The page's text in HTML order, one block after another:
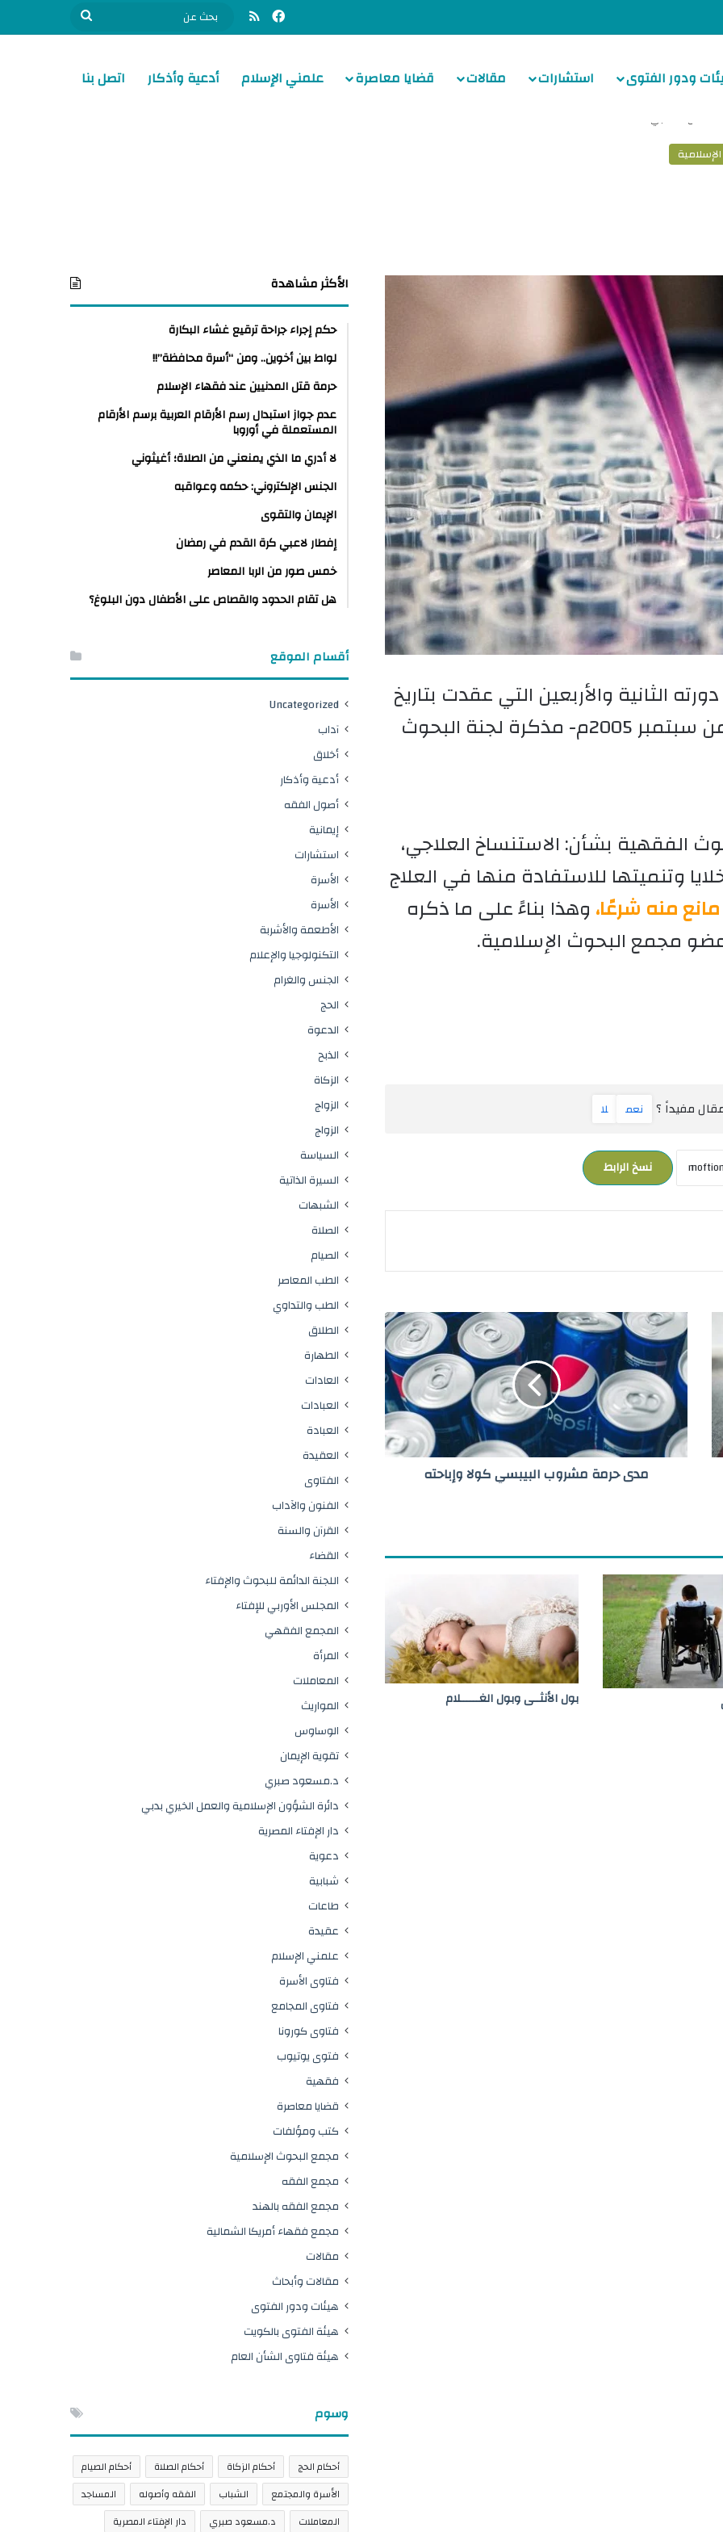
فيسبوكملخص الموقع RSS
ودور الفتوى استشارات مقالات قضايا معاصرة علمني الإسلام أدعية وأذكار اتصل بنا
الاستنساخ العلاجي
الثانية والأربعين التي عقدت بتاريخ
25 من شعبان 1426هـ الموافق 29 من سبتمبر 2005م- مذكرة لجنة البحوث
الفقهية بشأن: الاستنساخ العلاجي،
وتنميتها للاستفادة منها في العلاج
مانع منه شرعًا، وهذا بناءً على ما ذكره
عضو مجمع البحوث الإسلامية.
مفيداً ؟ نعم لا
نسخ الرابط
م
د
ى
ح
ر
م
ة
م
ش
ب
ي
ب
س
ك
و
ل
ا
مدى حرمة مشروب البيبسي كولا وإباحته
بول الأنثــى وبول الغــــــلام
الأكثر مشاهدة
حكم إجراء جراحة ترقيع غشاء البكارة
لواط بين أخوين.. ومن “أسرة محافظة”!!
حرمة قتل المدنيين عند فقهاء الإسلام
عدم جواز استبدال رسم الأرقام العربية برسم الأرقام
المستعملة في أوروبا
لا أدري ما الذي يمنعني من الصلاة؛ أغيثوني
الجنس الإلكتروني: حكمه وعواقبه
الإيمان والتقوى
إفطار لاعبي كرة القدم في رمضان
خمس صور من الربا المعاصر
هل تقام الحدود والقصاص على الأطفال دون البلوغ؟
أقسام الموقع
Uncategorized
آداب
أخلاق
أدعية وأذكار
أصول الفقه
إيمانية
استشارات
الأسرة
الأسرة
الأطعمة والأشربة
التكنولوجيا والإعلام
الجنس والغرام
الحج
الدعوة
الذبح
الزكاة
الزواج
الزواج
السياسة
السيرة الذاتية
الشبهات
الصلاة
الصيام
الطب المعاصر
الطب والتداوي
الطلاق
الطهارة
العادات
العبادات
العبادة
العقيدة
الفتاوى
الفنون والآداب
القرآن والسنة
القضاء
اللجنة الدائمة للبحوث والإفتاء
المجلس الأوربي للإفتاء
المجمع الفقهي
المرأة
المعاملات
المواريث
الوساوس
تقوية الإيمان
د.مسعود صبري
دائرة الشؤون الإسلامية والعمل الخيري بدبي
دار الإفتاء المصرية
دعوية
شبابية
طاعات
عقيدة
علمني الإسلام
فتاوى الأسرة
فتاوى المجامع
فتاوى كورونا
فتوى يوتيوب
فقهية
قضايا معاصرة
كتب ومؤلفات
مجمع البحوث الإسلامية
مجمع الفقه
مجمع الفقه بالهند
مجمع فقهاء أمريكا الشمالية
مقالات
مقالات وأبحاث
هيئات ودور الفتوى
هيئة الفتوى بالكويت
هيئة فتاوى الشأن العام
وسوم
أحكام الحج أحكام الزكاة أحكام الصلاة
أحكام الصيام
الأسرة والمجتمع
الشباب الفقه وأصوله
المساجد
المعاملات
د.مسعود صبري دار الإفتاء المصرية